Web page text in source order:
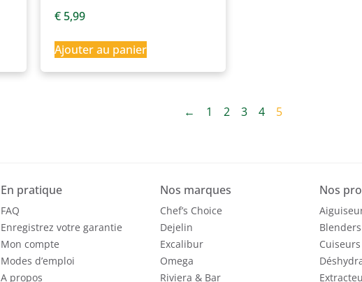
€ 5,99
Ajouter au panier
← 1 2 3 4 5
En pratique
FAQ
Enregistrez votre garantie
Mon compte
Modes d’emploi
A propos
Nos marques
Chef’s Choice
Dejelin
Excalibur
Omega
Riviera & Bar
Nos
Blenders